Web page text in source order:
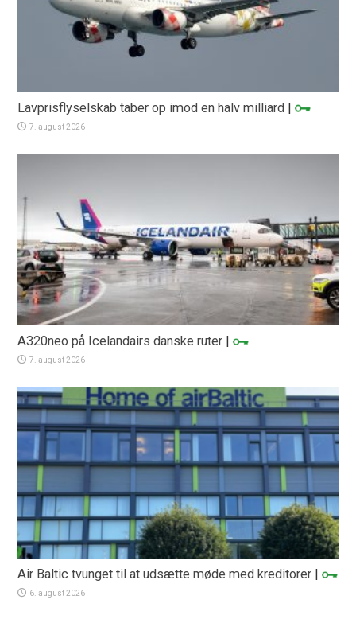
Lavprisflyselskab taber op imod en halv milliard |
7. august 2026
A320neo på Icelandairs danske ruter |
7. august 2026
Air Baltic tvunget til at udsætte møde med kreditorer |
6. august 2026